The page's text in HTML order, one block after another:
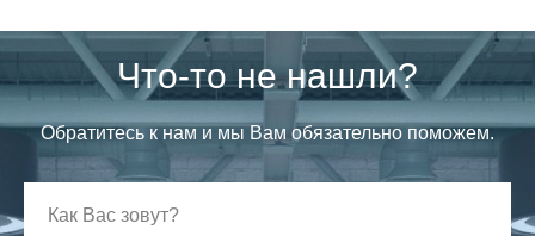
Что-то не нашли?
Обратитесь к нам и мы Вам обязательно поможем.